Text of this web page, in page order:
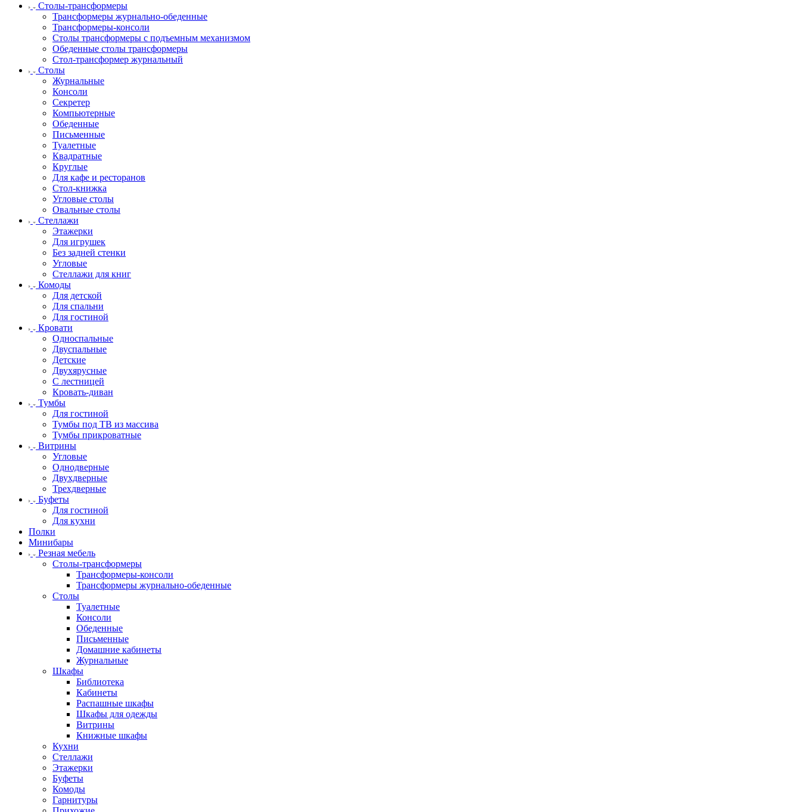
Столы-трансформеры
Трансформеры журнально-обеденные
Трансформеры-консоли
Столы трансформеры с подъемным механизмом
Обеденные столы трансформеры
Стол-трансформер журнальный
Столы
Журнальные
Консоли
Секретер
Компьютерные
Обеденные
Письменные
Туалетные
Квадратные
Круглые
Для кафе и ресторанов
Стол-книжка
Угловые столы
Овальные столы
Стеллажи
Этажерки
Для игрушек
Без задней стенки
Угловые
Стеллажи для книг
Комоды
Для детской
Для спальни
Для гостиной
Кровати
Односпальные
Двуспальные
Детские
Двухярусные
С лестницей
Кровать-диван
Тумбы
Для гостиной
Тумбы под ТВ из массива
Тумбы прикроватные
Витрины
Угловые
Однодверные
Двухдверные
Трехдверные
Буфеты
Для гостиной
Для кухни
Полки
Минибары
Резная мебель
Столы-трансформеры
Трансформеры-консоли
Трансформеры журнально-обеденные
Столы
Туалетные
Консоли
Обеденные
Письменные
Домашние кабинеты
Журнальные
Шкафы
Библиотека
Кабинеты
Распашные шкафы
Шкафы для одежды
Витрины
Книжные шкафы
Кухни
Стеллажи
Этажерки
Буфеты
Комоды
Гарнитуры